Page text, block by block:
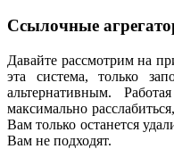
Ссылочные
Давайте рассмотрим на
эта система, только
альтернативным.
максимально
Вам только останется
Вам не подходят.